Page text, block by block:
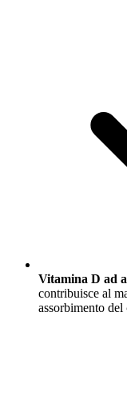
Vitamina D ad
contribuisce al
assorbimento del